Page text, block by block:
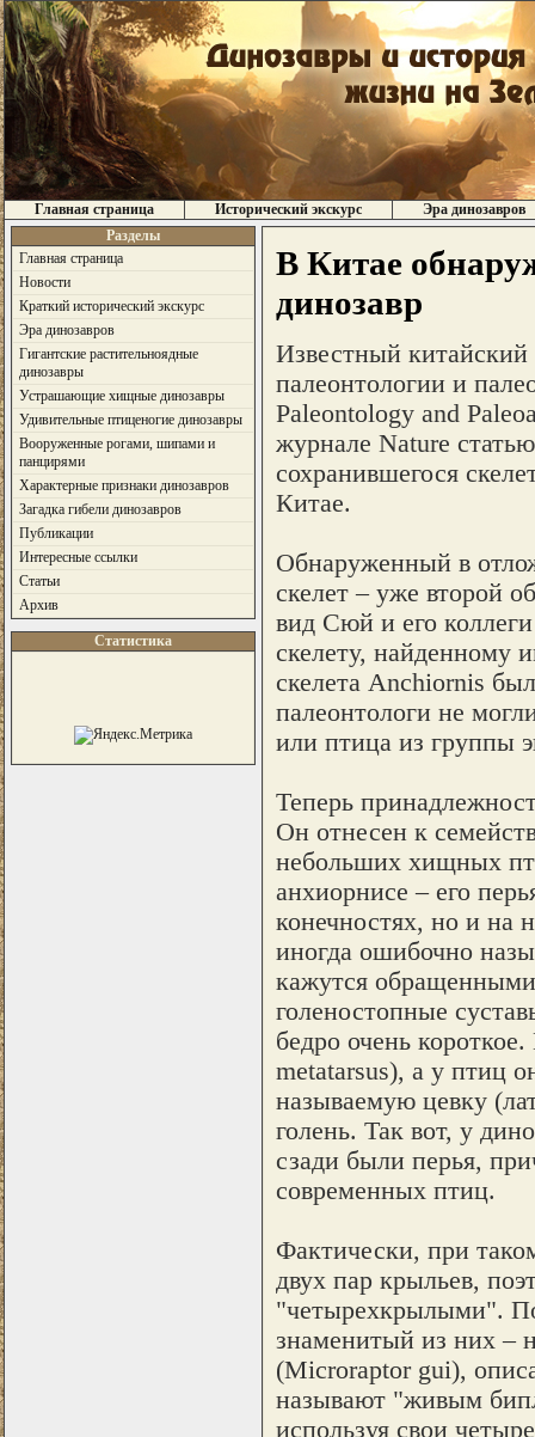
Главная страница Исторический экскурс
Эра динозавров
Разделы
Главная страница
Новости
Краткий исторический экскурс
Эра динозавров
Гигантские растительноядные
динозавры
Устрашающие хищные динозавры
Удивительные птиценогие динозавры
Вооруженные рогами, шипами и
панцирями
Характерные признаки динозавров
Загадка гибели динозавров
Публикации
Интересные ссылки
Статьи
Архив
Статистика
В Китае
динозавр
Известный
палеонтологии и
Paleontology and
журнале Nature
сохранившегося
Китае.
Обнаруженный в
скелет – уже второй
вид Сюй и его
скелету, найденному
скелета Anchiornis
палеонтологи не
или птица из группы
Теперь
Он отнесен к
небольших хищных
анхиорнисе – его
конечностях, но и на
иногда ошибочно
кажутся
голеностопные
бедро очень
metatarsus), а у птиц
называемую цевку
голень. Так вот, у
сзади были перья,
современных птиц.
Фактически, при
двух пар крыльев,
"четырехкрылыми".
знаменитый из них –
(Microraptor gui),
называют "живым
используя свои